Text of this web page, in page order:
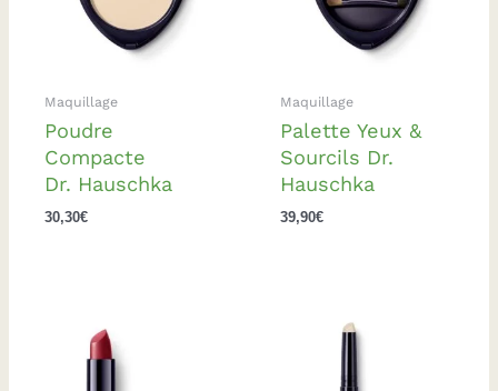
Maquillage
Poudre
Compacte
Dr. Hauschka
30,30€
Maquillage
Palette Yeux &
Sourcils Dr.
Hauschka
39,90€